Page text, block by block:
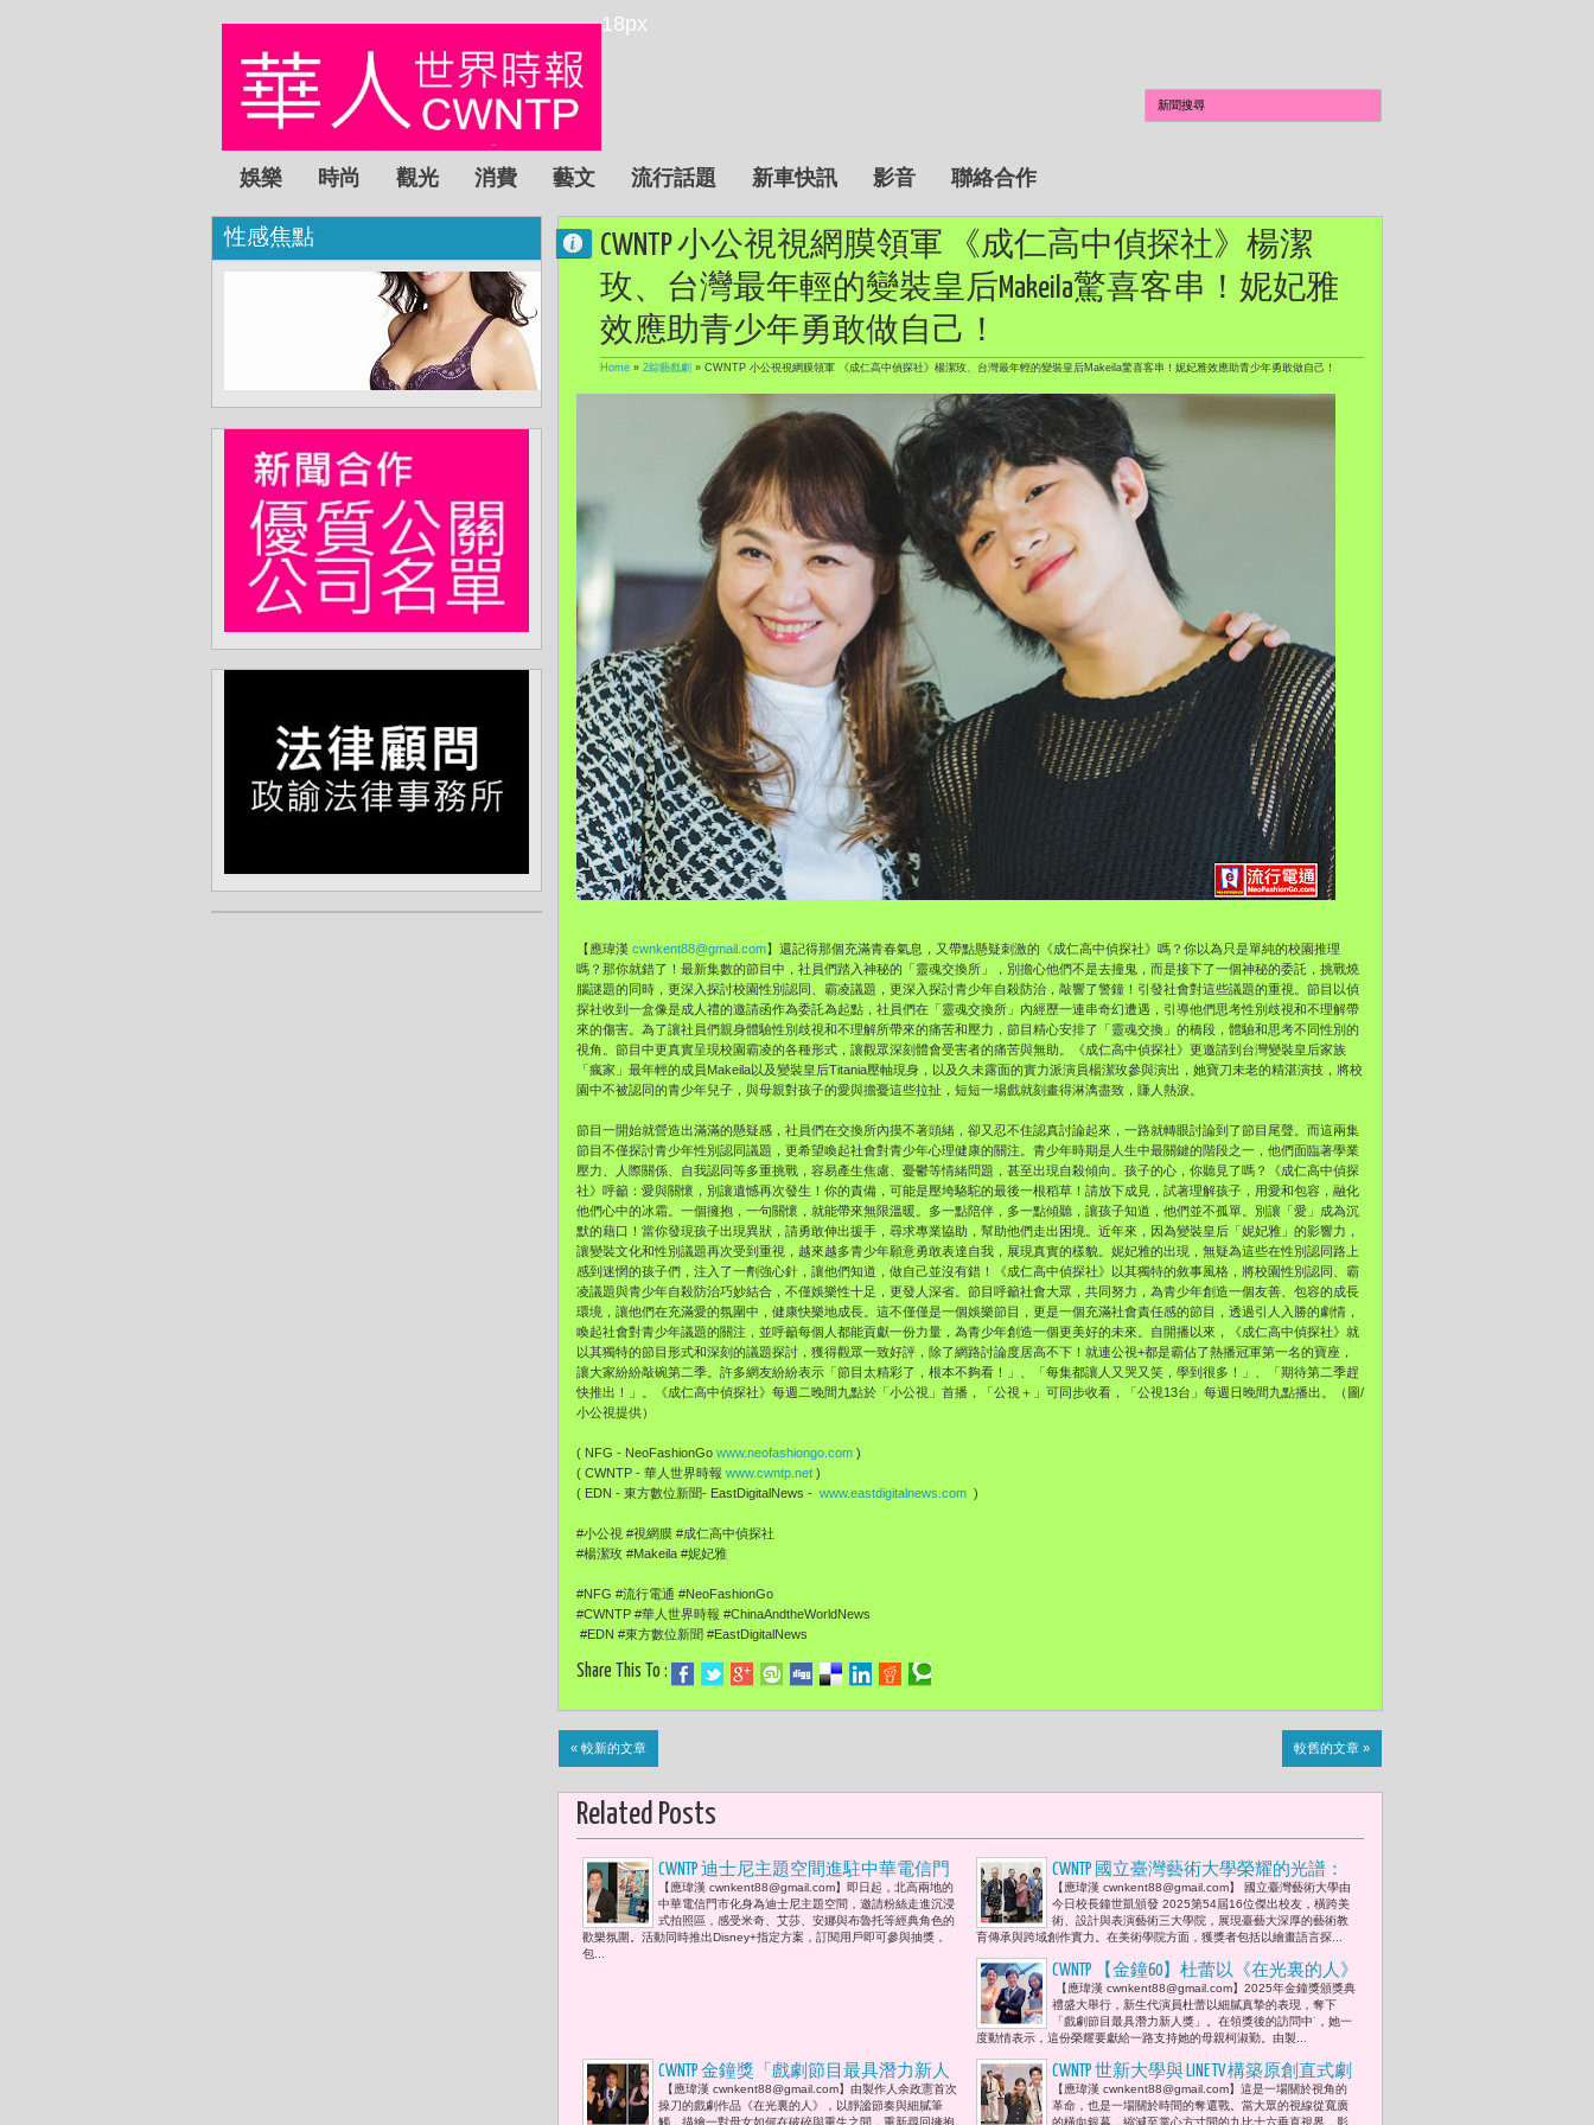
18px
娛樂 時尚 觀光 消費 藝文 流行話題 新車快訊 影音 聯絡合作
CWNTP 小公視視網膜領軍 《成仁高中偵探社》楊潔
玫、台灣最年輕的變裝皇后Makeila驚喜客串！妮妃雅
效應助青少年勇敢做自己！
Home » 2綜藝戲劇 » CWNTP 小公視視網膜領軍 《成仁高中偵探社》楊潔玫、台灣最年輕的變裝皇后Makeila驚喜客串！妮妃雅效應助青少年勇敢做自己！
【應瑋漢 cwnkent88@gmail.com】還記得那個充滿青春氣息，又帶點懸疑刺激的《成仁高中偵探社》嗎？你以為只是單純的校園推理
嗎？那你就錯了！最新集數的節目中，社員們踏入神秘的「靈魂交換所」，別擔心他們不是去撞鬼，而是接下了一個神秘的委託，挑戰燒
腦謎題的同時，更深入探討校園性別認同、霸凌議題，更深入探討青少年自殺防治，敲響了警鐘！引發社會對這些議題的重視。節目以偵
探社收到一盒像是成人禮的邀請函作為委託為起點，社員們在「靈魂交換所」內經歷一連串奇幻遭遇，引導他們思考性別歧視和不理解帶
來的傷害。為了讓社員們親身體驗性別歧視和不理解所帶來的痛苦和壓力，節目精心安排了「靈魂交換」的橋段，體驗和思考不同性別的
視角。節目中更真實呈現校園霸凌的各種形式，讓觀眾深刻體會受害者的痛苦與無助。《成仁高中偵探社》更邀請到台灣變裝皇后家族
「瘋家」最年輕的成員Makeila以及變裝皇后Titania壓軸現身，以及久未露面的實力派演員楊潔玫參與演出，她寶刀未老的精湛演技，將校
園中不被認同的青少年兒子，與母親對孩子的愛與擔憂這些拉扯，短短一場戲就刻畫得淋漓盡致，賺人熱淚。
節目一開始就營造出滿滿的懸疑感，社員們在交換所內摸不著頭緒，卻又忍不住認真討論起來，一路就轉眼討論到了節目尾聲。而這兩集
節目不僅探討青少年性別認同議題，更希望喚起社會對青少年心理健康的關注。青少年時期是人生中最關鍵的階段之一，他們面臨著學業
壓力、人際關係、自我認同等多重挑戰，容易產生焦慮、憂鬱等情緒問題，甚至出現自殺傾向。孩子的心，你聽見了嗎？《成仁高中偵探
社》呼籲：愛與關懷，別讓遺憾再次發生！你的責備，可能是壓垮駱駝的最後一根稻草！請放下成見，試著理解孩子，用愛和包容，融化
他們心中的冰霜。一個擁抱，一句關懷，就能帶來無限溫暖。多一點陪伴，多一點傾聽，讓孩子知道，他們並不孤單。別讓「愛」成為沉
默的藉口！當你發現孩子出現異狀，請勇敢伸出援手，尋求專業協助，幫助他們走出困境。近年來，因為變裝皇后「妮妃雅」的影響力，
讓變裝文化和性別議題再次受到重視，越來越多青少年願意勇敢表達自我，展現真實的樣貌。妮妃雅的出現，無疑為這些在性別認同路上
感到迷惘的孩子們，注入了一劑強心針，讓他們知道，做自己並沒有錯！《成仁高中偵探社》以其獨特的敘事風格，將校園性別認同、霸
凌議題與青少年自殺防治巧妙結合，不僅娛樂性十足，更發人深省。節目呼籲社會大眾，共同努力，為青少年創造一個友善、包容的成長
環境，讓他們在充滿愛的氛圍中，健康快樂地成長。這不僅僅是一個娛樂節目，更是一個充滿社會責任感的節目，透過引人入勝的劇情，
喚起社會對青少年議題的關注，並呼籲每個人都能貢獻一份力量，為青少年創造一個更美好的未來。自開播以來，《成仁高中偵探社》就
以其獨特的節目形式和深刻的議題探討，獲得觀眾一致好評，除了網路討論度居高不下！就連公視+都是霸佔了熱播冠軍第一名的寶座，
讓大家紛紛敲碗第二季。許多網友紛紛表示「節目太精彩了，根本不夠看！」、「每集都讓人又哭又笑，學到很多！」、「期待第二季趕
快推出！」。《成仁高中偵探社》每週二晚間九點於「小公視」首播，「公視＋」可同步收看，「公視13台」每週日晚間九點播出。（圖/
小公視提供）
( NFG - NeoFashionGo www.neofashiongo.com )
( CWNTP - 華人世界時報 www.cwntp.net )
( EDN - 東方數位新聞- EastDigitalNews - www.eastdigitalnews.com )
#小公視 #視網膜 #成仁高中偵探社
#楊潔玫 #Makeila #妮妃雅
#NFG #流行電通 #NeoFashionGo
#CWNTP #華人世界時報 #ChinaAndtheWorldNews
#EDN #東方數位新聞 #EastDigitalNews
Share This To :
« 較新的文章 較舊的文章 »
Related Posts
CWNTP 迪士尼主題空間進駐中華電信門
市 陳永樂 : 「藉由這次與中華電信的合
作，台灣的粉絲們可以用更輕鬆的方式
暢享迪士尼世界級的故事與優質的亞太
【應瑋漢 cwnkent88@gmail.com】即日起，北高兩地的
中華電信門市化身為迪士尼主題空間，邀請粉絲走進沉浸
式拍照區，感受米奇、艾莎、安娜與布魯托等經典角色的
歡樂氛圍。活動同時推出Disney+指定方案，訂閱用戶即可參與抽獎，
包...
CWNTP 國立臺灣藝術大學榮耀的光譜：
從舞台到人生的光裡】LuLu黃路梓茵、
曾馨瑩、李杏（本名呂馥伶），及製作
人余政憲等傑出校友現身 未來發光發
熱 無可限量
【應瑋漢 cwnkent88@gmail.com】 國立臺灣藝術大學由
今日校長鐘世凱頒發 2025第54屆16位傑出校友，橫跨美
術、設計與表演藝術三大學院，展現臺藝大深厚的藝術教
育傳承與跨域創作實力。在美術學院方面，獲獎者包括以繪畫語言探...
CWNTP 【金鐘60】杜蕾以《在光裏的人》
奪「戲劇節目最具潛力新人獎」感性致
謝媽媽柯淑勤：「她很大方、很放手地
讓我去學、去嘗試、去找到自己的方
式。」製作人余政憲：「杜蕾以新人之
姿承擔全劇情感重心，展現超齡的表演
厚度與心理掌握力，是難得一見的潛力
【應瑋漢 cwnkent88@gmail.com】2025年金鐘獎頒獎典
禮盛大舉行，新生代演員杜蕾以細膩真摯的表現，奪下
「戲劇節目最具潛力新人獎」。在領獎後的訪問中˙，她一
度動情表示，這份榮耀要獻給一路支持她的母親柯淑勤。由製...
CWNTP 金鐘獎「戲劇節目最具潛力新人
獎」杜蕾金鐘初露光 媽媽柯淑勤只回了
四個字：「很爽齁。」杜蕾補充：「她
【應瑋漢 cwnkent88@gmail.com】由製作人余政憲首次
操刀的戲劇作品《在光裏的人》，以靜謐節奏與細膩筆
觸，描繪一對母女如何在破碎與重生之間，重新尋回擁抱
CWNTP 世新大學與 LINE TV 構築原創直式劇
《再不拍就來不及了！》開創微短劇藍
海新策略：1. 采子：「如果有機會說出
【應瑋漢 cwnkent88@gmail.com】這是一場關於視角的
革命，也是一場關於時間的奪還戰。當大眾的視線從寬廣
的橫向銀幕，縮減至掌心方寸間的九比十六垂直視界，影
性感焦點